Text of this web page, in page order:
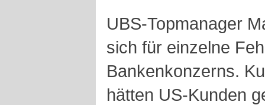
UBS-Topmanager
sich für einzelne
Bankenkonzerns.
hätten US-Kunden